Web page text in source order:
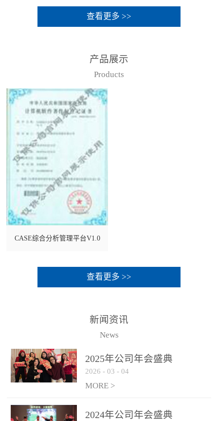
查看更多 >>
产品展示
Products
CASE综合分析管理平台V1.0
查看更多 >>
新闻资讯
News
2025年公司年会盛典
2026 - 03 - 04
MORE >
2024年公司年会盛典